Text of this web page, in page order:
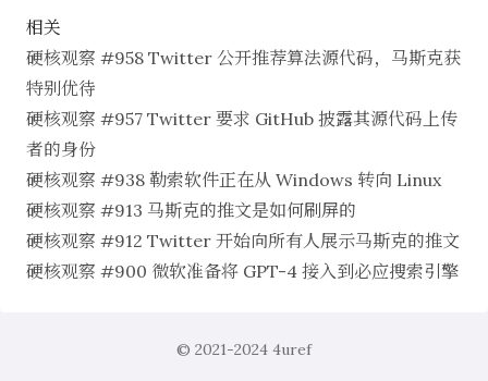
相关
硬核观察 #958 Twitter 公开推荐算法源代码，马斯克获
特别优待
硬核观察 #957 Twitter 要求 GitHub 披露其源代码上传
者的身份
硬核观察 #938 勒索软件正在从 Windows 转向 Linux
硬核观察 #913 马斯克的推文是如何刷屏的
硬核观察 #912 Twitter 开始向所有人展示马斯克的推文
硬核观察 #900 微软准备将 GPT-4 接入到必应搜索引擎
© 2021-2024 4uref